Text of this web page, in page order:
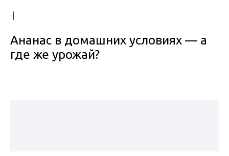
Ананас в домашних условиях — а
где же урожай?